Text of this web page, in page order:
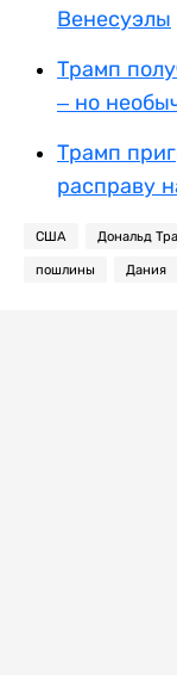
Венесуэлы
Трамп
– но
Трамп
расправу
США Дональд
пошлины Дания